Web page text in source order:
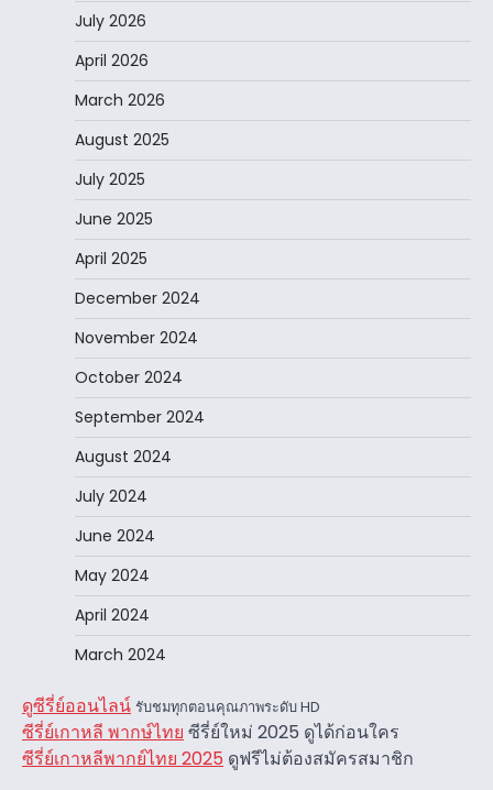
July 2026
April 2026
March 2026
August 2025
July 2025
June 2025
April 2025
December 2024
November 2024
October 2024
September 2024
August 2024
July 2024
June 2024
May 2024
April 2024
March 2024
ดูซีรี่ย์ออนไลน์ รับชมทุกตอนคุณภาพระดับ HD
ซีรี่ย์เกาหลี พากษ์ไทย ซีรี่ย์ใหม่ 2025 ดูได้ก่อนใคร
ซีรี่ย์เกาหลีพากย์ไทย 2025 ดูฟรีไม่ต้องสมัครสมาชิก